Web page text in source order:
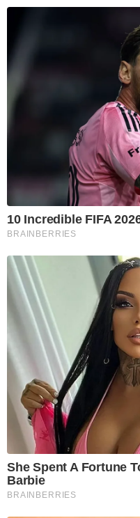
10 Incredible FIFA
BRAINBERRIES
She Spent A Fortune
Barbie
BRAINBERRIES